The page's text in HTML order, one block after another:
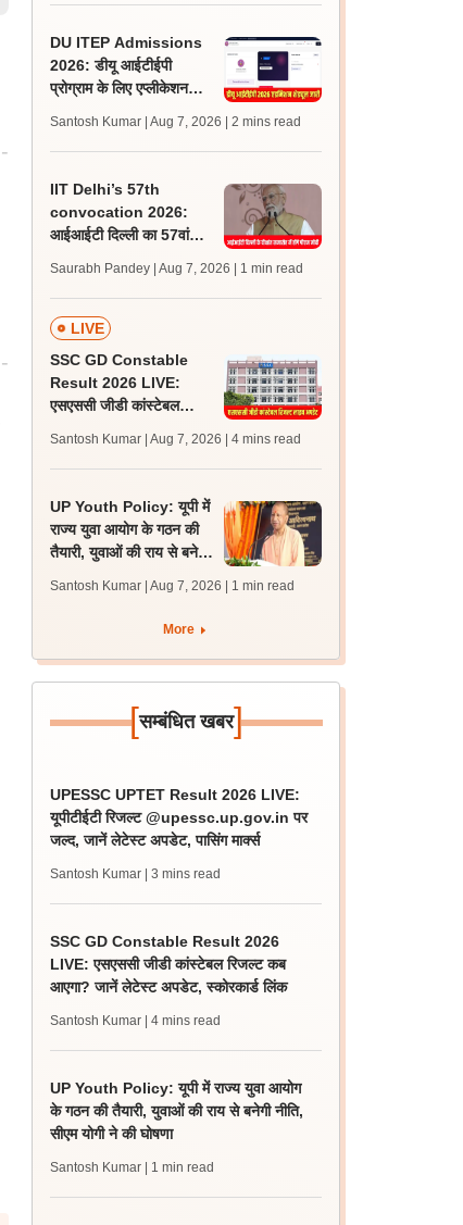
पासिंग मार्क्स
DU ITEP Admissions
2026: डीयू आईटीईपी
प्रोग्राम के लिए एप्लीकेशन
रिजल्ट 10 अगस्त को
Santosh Kumar | Aug 7, 2026 | 2 mins read
IIT Delhi’s 57th
convocation 2026:
आईआईटी दिल्ली का 57वां
Saurabh Pandey | Aug 7, 2026 | 1 min read
LIVE
SSC GD Constable
Result 2026 LIVE:
एसएससी जीडी कांस्टेबल
लेटेस्ट अपडेट, स्कोरकार्ड लिंक
Santosh Kumar | Aug 7, 2026 | 4 mins read
UP Youth Policy: यूपी में
राज्य युवा आयोग के गठन की
तैयारी, युवाओं की राय से बनेगी
Santosh Kumar | Aug 7, 2026 | 1 min read
More
[सम्बंधित खबर]
UPESSC UPTET Result 2026 LIVE:
यूपीटीईटी रिजल्ट @upessc.up.gov.in पर
जल्द, जानें लेटेस्ट अपडेट, पासिंग मार्क्स
Santosh Kumar | 3 mins read
SSC GD Constable Result 2026
LIVE: एसएससी जीडी कांस्टेबल रिजल्ट कब
आएगा? जानें लेटेस्ट अपडेट, स्कोरकार्ड लिंक
Santosh Kumar | 4 mins read
UP Youth Policy: यूपी में राज्य युवा आयोग
के गठन की तैयारी, युवाओं की राय से बनेगी नीति,
सीएम योगी ने की घोषणा
Santosh Kumar | 1 min read